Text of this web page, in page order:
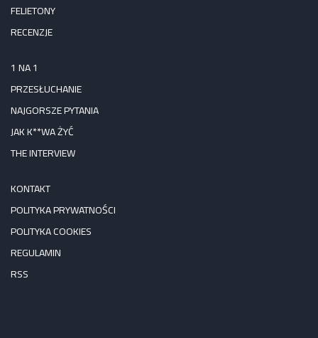
FELIETONY
RECENZJE
1 NA 1
PRZESŁUCHANIE
NAJGORSZE PYTANIA
JAK K**WA ŻYĆ
THE INTERVIEW
KONTAKT
POLITYKA PRYWATNOŚCI
POLITYKA COOKIES
REGULAMIN
RSS